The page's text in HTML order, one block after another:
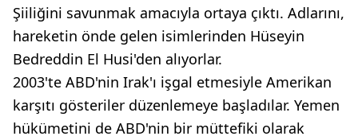
Şiiliğini savunmak amacıyla ortaya çıktı. Adlarını,
hareketin önde gelen isimlerinden Hüseyin
Bedreddin El Husi'den alıyorlar.
2003'te ABD'nin Irak'ı işgal etmesiyle Amerikan
karşıtı gösteriler düzenlemeye başladılar. Yemen
hükümetini de ABD'nin bir müttefiki olarak